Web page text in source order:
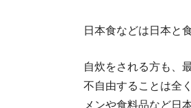
日本食などは日本と
自炊をされる方も、
不自由することは全
メンや食料品など日